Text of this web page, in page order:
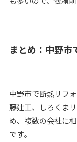
まとめ：中野市
中野市で断熱リフ
藤建工、しろくま
め、複数の会社に
です。